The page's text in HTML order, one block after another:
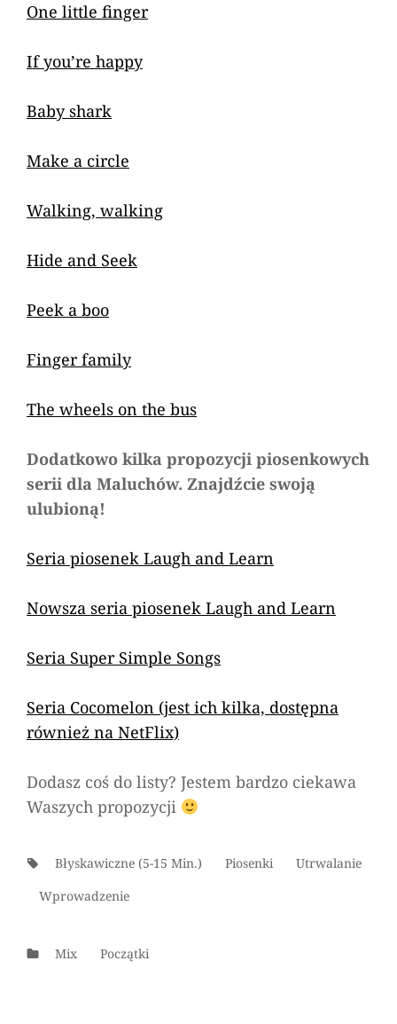
One little finger
If you’re happy
Baby shark
Make a circle
Walking, walking
Hide and Seek
Peek a boo
Finger family
The wheels on the bus
Dodatkowo kilka propozycji piosenkowych
serii dla Maluchów. Znajdźcie swoją
ulubioną!
Seria piosenek Laugh and Learn
Nowsza seria piosenek Laugh and Learn
Seria Super Simple Songs
Seria Cocomelon (jest ich kilka, dostępna
również na NetFlix)
Dodasz coś do listy? Jestem bardzo ciekawa
Waszych propozycji
Tags:
Błyskawiczne (5-15 Min.) Piosenki
Utrwalanie
Wprowadzenie
Categories
Mix Początki